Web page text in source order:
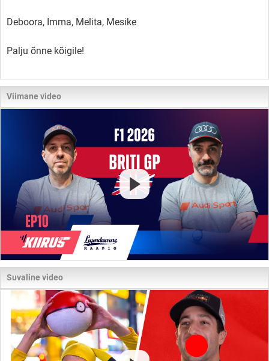
Deboora, Imma, Melita, Mesike
Palju õnne kõigile!
Viimane video
Suvaline video